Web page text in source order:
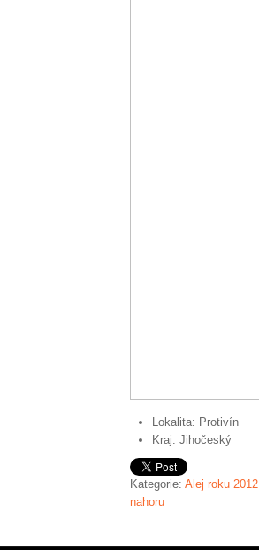
Lokalita: Protivín
Kraj: Jihočeský
Kategorie: Alej roku 2012
nahoru